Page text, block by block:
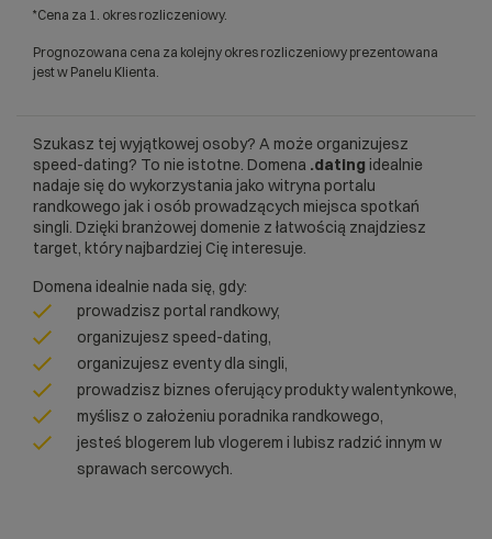
*Cena za 1. okres rozliczeniowy.
Prognozowana cena za kolejny okres rozliczeniowy prezentowana
jest w Panelu Klienta.
Szukasz tej wyjątkowej osoby? A może organizujesz
speed-dating? To nie istotne. Domena .dating idealnie
nadaje się do wykorzystania jako witryna portalu
randkowego jak i osób prowadzących miejsca spotkań
singli. Dzięki branżowej domenie z łatwością znajdziesz
target, który najbardziej Cię interesuje.
Domena idealnie nada się, gdy:
prowadzisz portal randkowy,
organizujesz speed-dating,
organizujesz eventy dla singli,
prowadzisz biznes oferujący produkty walentynkowe,
myślisz o założeniu poradnika randkowego,
jesteś blogerem lub vlogerem i lubisz radzić innym w
sprawach sercowych.